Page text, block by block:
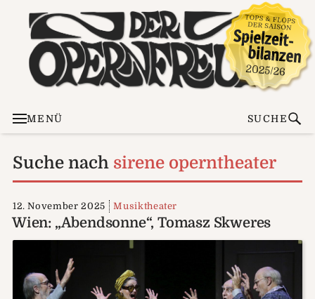
MENÜ SUCHE
Suche nach sirene operntheater
12. November 2025 Musiktheater
Wien: „Abendsonne“, Tomasz Skweres